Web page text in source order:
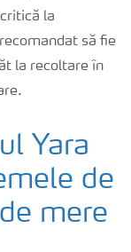
la
să fie
la recoltare în
Yara
de
mere